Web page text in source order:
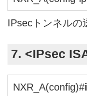
IPsecトンネルの
7. <IPsec
NXR_A(config)#